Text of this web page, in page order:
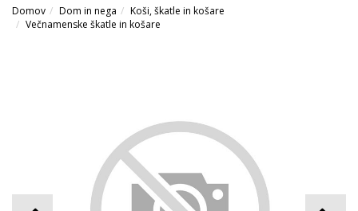
Domov Dom in nega
Koši, škatle in košare
Večnamenske škatle in košare